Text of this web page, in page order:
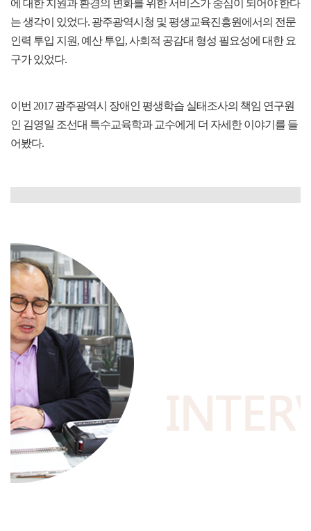
에 대한 지원과 환경의 변화를 위한 서비스가 중심이 되어야 한다
는 생각이 있었다. 광주광역시청 및 평생교육진흥원에서의 전문
인력 투입 지원, 예산 투입, 사회적 공감대 형성 필요성에 대한 요
구가 있었다.
이번 2017 광주광역시 장애인 평생학습 실태조사의 책임 연구원
인 김영일 조선대 특수교육학과 교수에게 더 자세한 이야기를 들
어봤다.